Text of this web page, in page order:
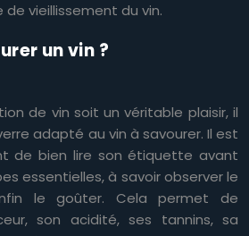
vieillissement du vin.
un vin ?
de vin soit un véritable plaisir, il
adapté au vin à savourer. Il est
de bien lire son étiquette avant
essentielles, à savoir observer le
le goûter. Cela permet de
son acidité, ses tannins, sa